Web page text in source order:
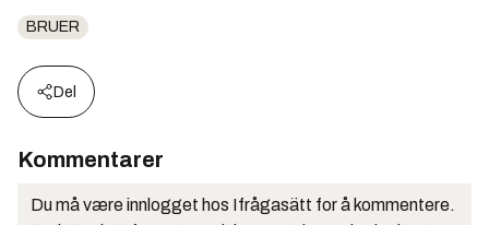
BRUER
Del
Kommentarer
Du må være innlogget hos Ifrågasätt for å kommentere.